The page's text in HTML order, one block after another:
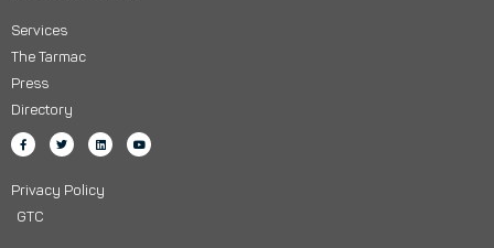
Services
The Tarmac
Press
Directory
Privacy Policy
GTC